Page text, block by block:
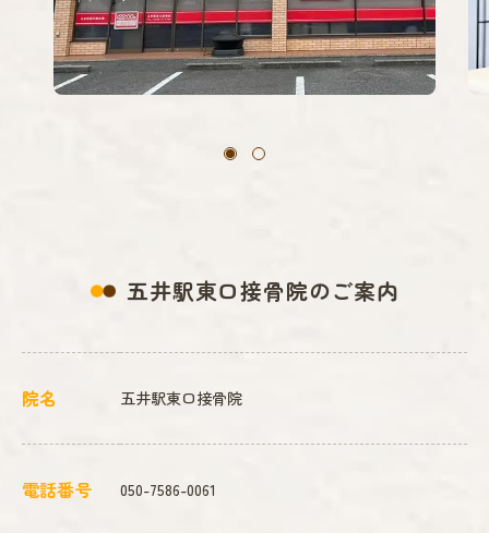
五井駅東口接骨院のご案内
院名 五井駅東口接骨院
電話番号 050-7586-0061